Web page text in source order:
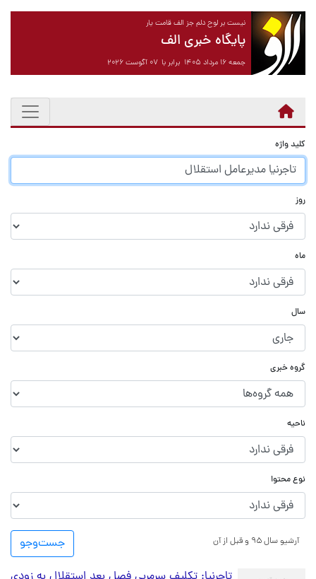
نیست بر لوح دلم جز الف قامت یار
پایگاه خبری الف
جمعه ۱۶ مرداد ۱۴۰۵ برابر با ۰۷ آگوست ۲۰۲۶
کلید واژه
روز
ماه
سال
گروه خبری
ناحیه
نوع محتوا
جست‌و‌جو آرشیو سال ۹۵ و قبل از آن